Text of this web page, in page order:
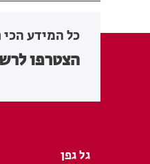
כל המידע
הצטרפו
גל גפן